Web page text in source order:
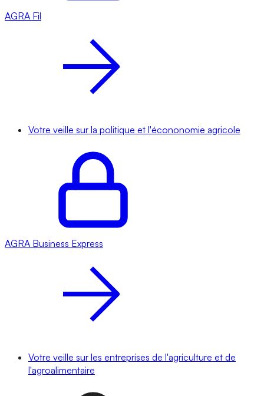
AGRA Fil
Votre veille sur la politique et l'écononomie agricole
AGRA Business Express
Votre veille sur les entreprises de l'agriculture et de
l'agroalimentaire